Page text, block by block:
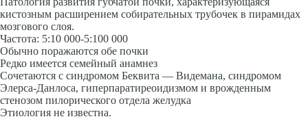
кистозным расширением собирательных трубочек в пирамидах
мозгового слоя.
Частота: 5:10 000-5:100 000
Обычно поражаются обе почки
Редко имеется семейный анамнез
Сочетаются с синдромом Беквита — Видемана, синдромом
Элерса-Данлоса, гиперпаратиреоидизмом и врожденным
стенозом пилорического отдела желудка
Этиология не известна.